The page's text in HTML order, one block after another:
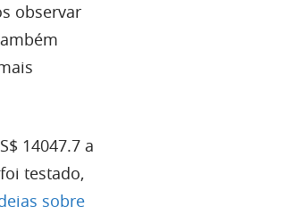
observar
14047.7 a
testado,
sobre